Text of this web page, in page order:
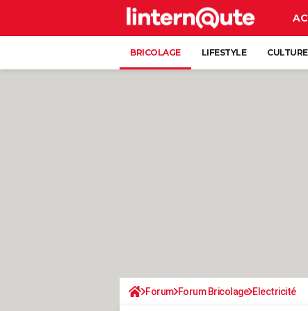
BRICOLAGE LIFESTYLE CULTURE
Forum Forum Bricolage Electricité